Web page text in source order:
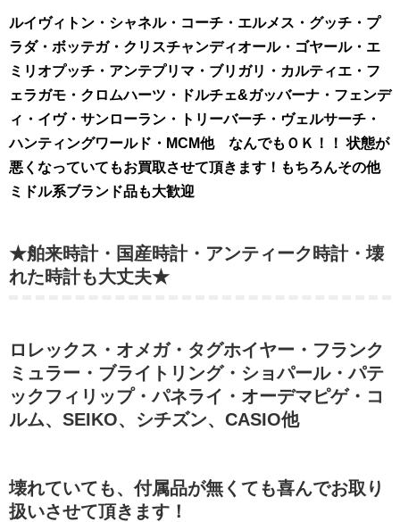
ルイヴィトン・シャネル・コーチ・エルメス・グッチ・プ
ラダ・ボッテガ・クリスチャンディオール・ゴヤール・エ
ミリオプッチ・アンテプリマ・ブリガリ・カルティエ・フ
ェラガモ・クロムハーツ・ドルチェ&ガッバーナ・フェンデ
ィ・イヴ・サンローラン・トリーバーチ・ヴェルサーチ・
ハンティングワールド・MCM他 なんでもＯＫ！！ 状態が
悪くなっていてもお買取させて頂きます！もちろんその他
ミドル系ブランド品も大歓迎
★舶来時計・国産時計・アンティーク時計・壊
れた時計も大丈夫★
ロレックス・オメガ・タグホイヤー・フランク
ミュラー・ブライトリング・ショパール・パテ
ックフィリップ・パネライ・オーデマピゲ・コ
ルム、SEIKO、シチズン、CASIO他
壊れていても、付属品が無くても喜んでお取り
扱いさせて頂きます！